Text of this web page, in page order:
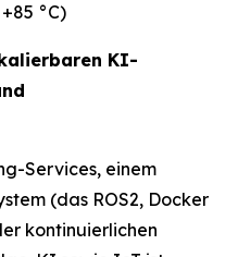
°C)
KI-
Services, einem
(das ROS2, Docker
kontinuierlichen